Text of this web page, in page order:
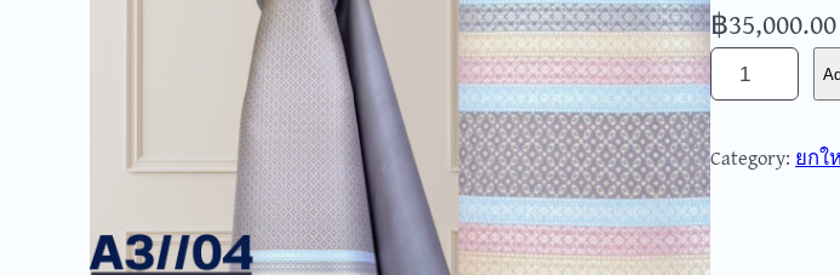
฿35,000.00
ผ้
า
ไ
ห
ม
ย
ก
Category: ยกใ